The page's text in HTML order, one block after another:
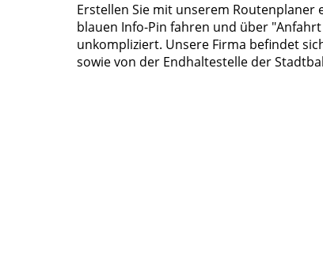
Erstellen Sie mit unserem
blauen Info-Pin fahren und über
unkompliziert. Unsere Firma befindet
sowie von der Endhaltestelle der